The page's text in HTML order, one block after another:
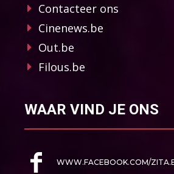
Contacteer ons
Cinenews.be
Out.be
Filous.be
WAAR VIND JE ONS
WWW.FACEBOOK.COM/